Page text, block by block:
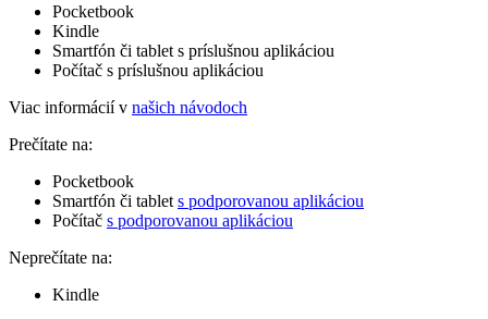
Pocketbook
Kindle
Smartfón či tablet s príslušnou aplikáciou
Počítač s príslušnou aplikáciou
Viac informácií v našich návodoch
Prečítate na:
Pocketbook
Smartfón či tablet s podporovanou aplikáciou
Počítač s podporovanou aplikáciou
Neprečítate na:
Kindle